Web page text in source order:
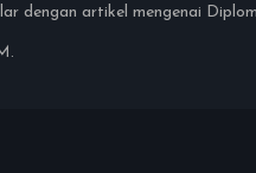
dengan artikel mengenai